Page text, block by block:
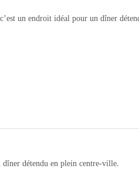
un endroit idéal pour un dîner
dîner détendu en plein centre-ville.